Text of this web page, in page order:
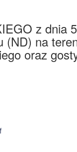
z dnia
(ND) na
oraz